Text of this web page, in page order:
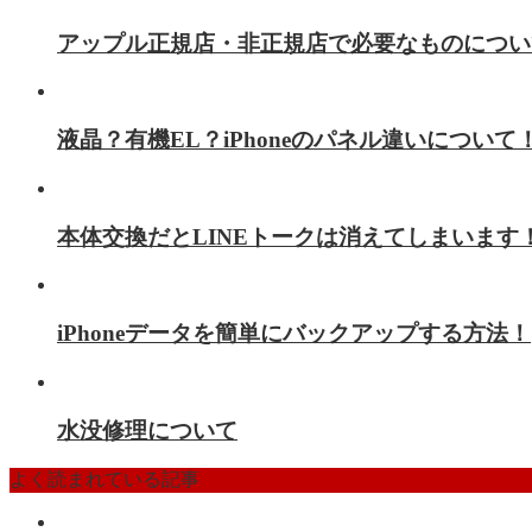
アップル正規店・非正規店で必要なものについ
液晶？有機EL？iPhoneのパネル違いについて！
本体交換だとLINEトークは消えてしまいます！
iPhoneデータを簡単にバックアップする方法！
水没修理について
よく読まれている記事